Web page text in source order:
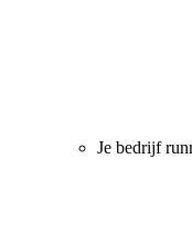
Je bedrijf